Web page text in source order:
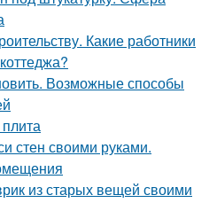
Какие работники
Возможные способы
стен своими руками.
из старых вещей своими